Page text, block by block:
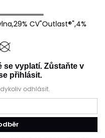
CV"Outlast®",4%
se vyplatí. Zůstaňte v
přihlásit.
odhlásit.